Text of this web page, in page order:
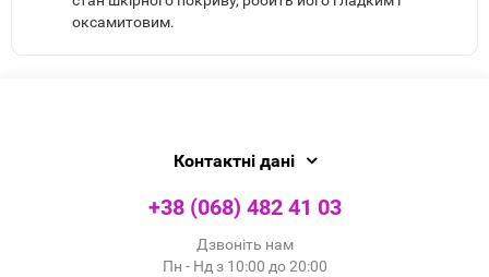
оксамитовим.
Контактні дані
+38 (068) 482 41 03
Дзвоніть нам
Пн - Нд з 10:00 до 20:00